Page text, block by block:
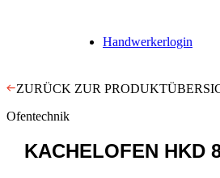
Handwerkerlogin
ZURÜCK ZUR
Ofentechnik
KACHELOFEN HKD